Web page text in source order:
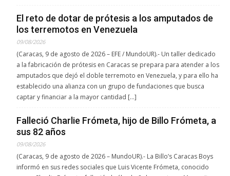
El reto de dotar de prótesis a los amputados de
los terremotos en Venezuela
09/08/2026
(Caracas, 9 de agosto de 2026 – EFE / MundoUR).- Un taller dedicado
a la fabricación de prótesis en Caracas se prepara para atender a los
amputados que dejó el doble terremoto en Venezuela, y para ello ha
establecido una alianza con un grupo de fundaciones que busca
captar y financiar a la mayor cantidad […]
Falleció Charlie Frómeta, hijo de Billo Frómeta, a
sus 82 años
09/08/2026
(Caracas, 9 de agosto de 2026 – MundoUR).- La Billo’s Caracas Boys
informó en sus redes sociales que Luis Vicente Frómeta, conocido